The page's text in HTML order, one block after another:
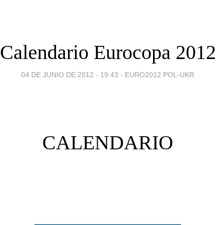
Calendario Eurocopa 2012
04 DE JUNIO DE 2012 - 19:43 - EURO2012 POL-UKR
CALENDARIO